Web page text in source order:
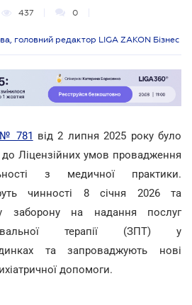
437 0
головний редактор LIGA ZAKON Бізнес
№ 781 від 2 липня 2025 року було
до Ліцензійних умов провадження
з медичної практики.
чинності 8 січня 2026 та
заборону на надання послуг
терапії (ЗПТ) у
та запроваджують нові
допомоги.